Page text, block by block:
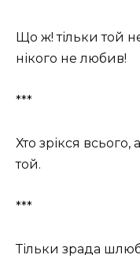
Що ж! тільки той
нікого не любив!
***
Хто зрікся всього,
той.
***
Тільки зрада